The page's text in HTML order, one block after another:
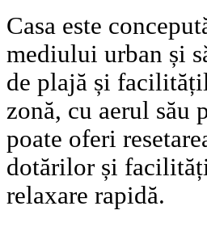
Casa este
mediului urban și
de plajă și
zonă, cu aerul său
poate oferi
dotărilor și
relaxare rapidă.